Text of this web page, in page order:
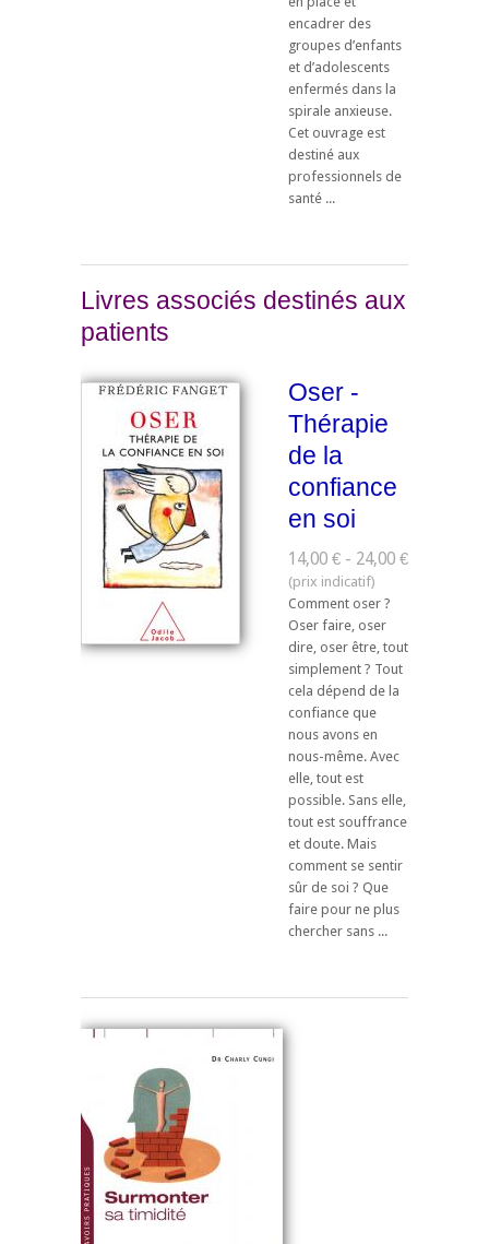
encadrer des
groupes d’enfants
et d’adolescents
enfermés dans la
spirale anxieuse.
Cet ouvrage est
destiné aux
professionnels de
santé ...
Livres associés destinés aux
patients
Oser -
Thérapie
de la
confiance
en soi
14,00 € - 24,00 €
Comment oser ?
Oser faire, oser
dire, oser être, tout
simplement ? Tout
cela dépend de la
confiance que
nous avons en
nous-même. Avec
elle, tout est
possible. Sans elle,
tout est souffrance
et doute. Mais
comment se sentir
sûr de soi ? Que
faire pour ne plus
chercher sans ...